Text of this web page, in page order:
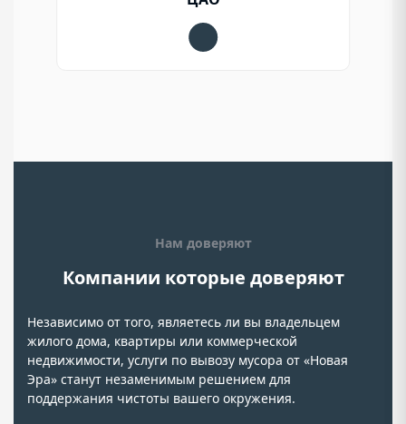
Нам доверяют
Компании которые доверяют
Независимо от того, являетесь ли вы владельцем
жилого дома, квартиры или коммерческой
недвижимости, услуги по вывозу мусора от «Новая
Эра» станут незаменимым решением для
поддержания чистоты вашего окружения.